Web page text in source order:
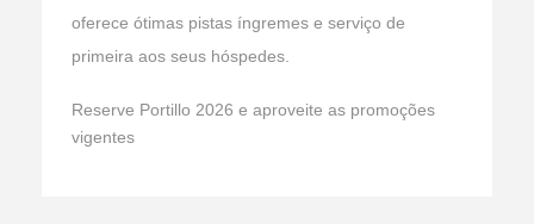
oferece ótimas pistas íngremes e serviço de
primeira aos seus hóspedes.
Reserve Portillo 2026 e aproveite as promoções
vigentes